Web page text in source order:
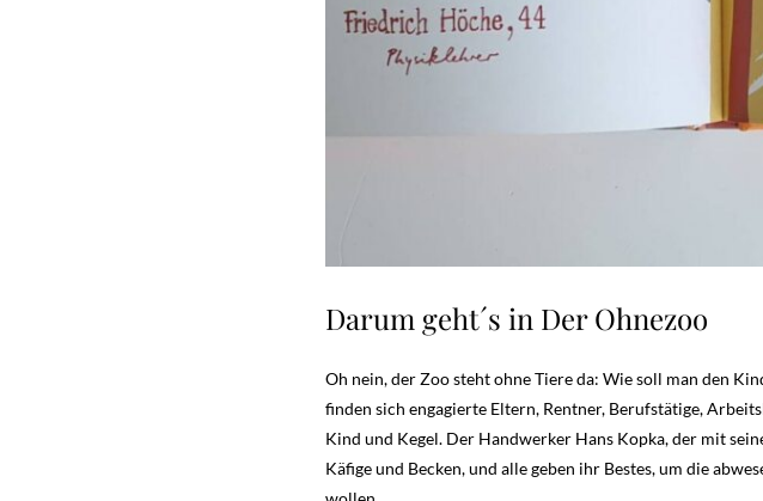
Darum geht´s in Der Ohnezoo
Oh nein, der Zoo steht ohne Tiere da: Wie soll man den
finden sich engagierte Eltern, Rentner, Berufstätige,
Kind und Kegel. Der Handwerker Hans Kopka, der mit
Käfige und Becken, und alle geben ihr Bestes, um die